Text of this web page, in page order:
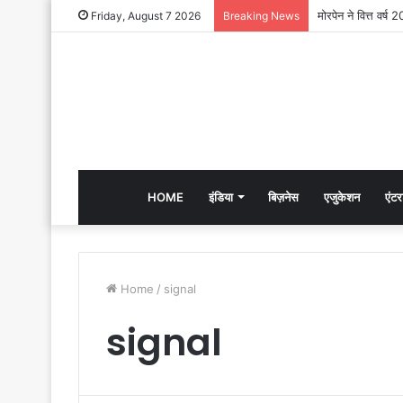
Friday, August 7 2026 Breaking News
HOME इंडिया बिज़नेस एजुकेशन
Home / signal
signal